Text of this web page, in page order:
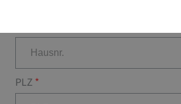
PLZ